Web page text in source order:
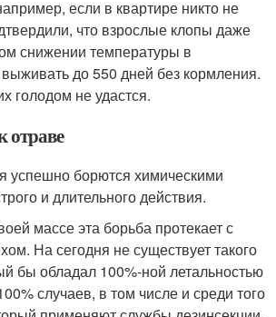
если в квартире никто не
что взрослые клопы даже
снижении температуры в
до 550 дней без кормления.
голодом не удастся.
отраве
успешно борются химическими
и длительного действия.
массе эта борьба протекает с
На сегодня не существует такого
бы обладал 100%-ной летальностью
случаев, в том числе и среди того